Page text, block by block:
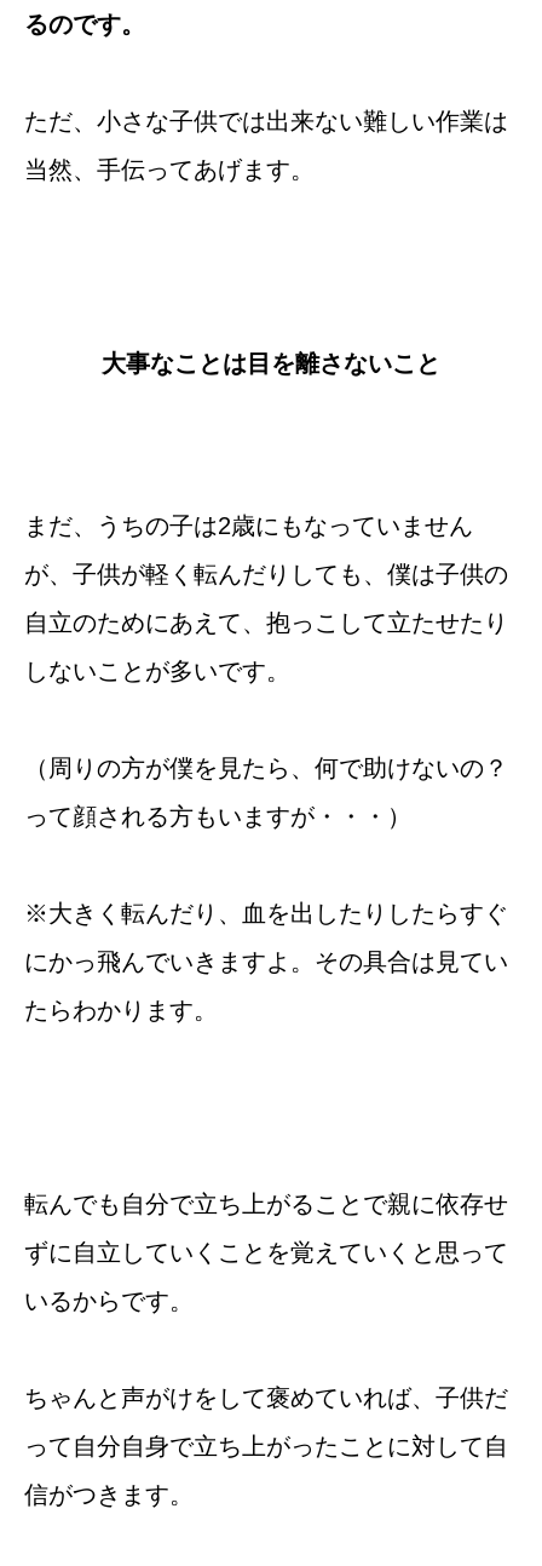
るのです。
ただ、小さな子供では出来ない難しい作業は
当然、手伝ってあげます。
大事なことは目を離さないこと
まだ、うちの子は2歳にもなっていません
が、子供が軽く転んだりしても、僕は子供の
自立のためにあえて、抱っこして立たせたり
しないことが多いです。
（周りの方が僕を見たら、何で助けないの？
って顔される方もいますが・・・）
※大きく転んだり、血を出したりしたらすぐ
にかっ飛んでいきますよ。その具合は見てい
たらわかります。
転んでも自分で立ち上がることで親に依存せ
ずに自立していくことを覚えていくと思って
いるからです。
ちゃんと声がけをして褒めていれば、子供だ
って自分自身で立ち上がったことに対して自
信がつきます。